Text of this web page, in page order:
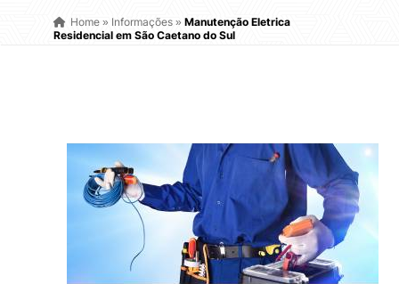
Home» Informações » Manutenção Eletrica
Residencial em São Caetano do Sul